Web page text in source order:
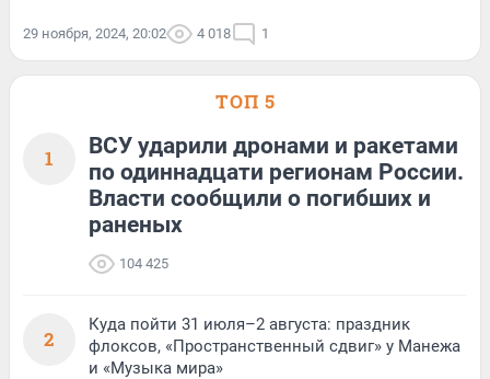
29 ноября, 2024, 20:02 4 018 1
ТОП 5
1
ВСУ ударили дронами и ракетами
по одиннадцати регионам России.
Власти сообщили о погибших и
раненых
104 425
2
Куда пойти 31 июля–2 августа: праздник
флоксов, «Пространственный сдвиг» у Манежа
и «Музыка мира»